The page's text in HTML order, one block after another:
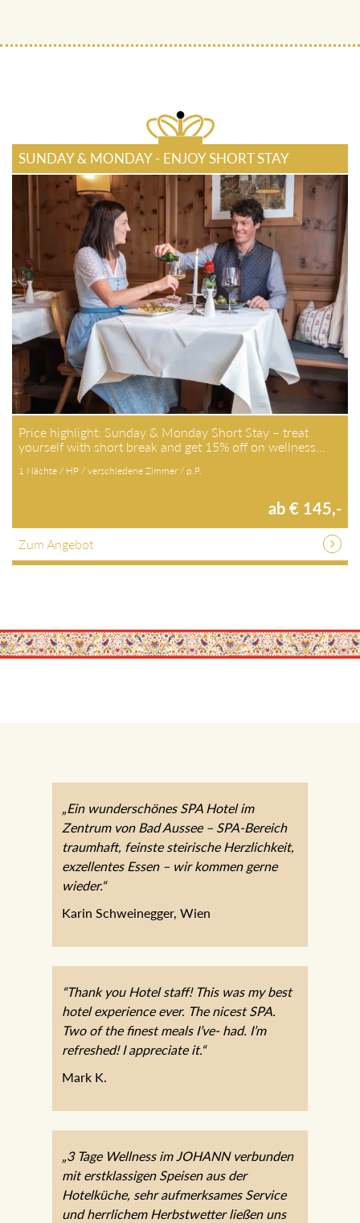
SUNDAY & MONDAY - ENJOY SHORT STAY
Price highlight: Sunday & Monday Short Stay – treat
yourself with short break and get 15% off on wellness…
1 Nächte / HP / verschiedene Zimmer / p.P.
ab € 145,-
Zum Angebot
„Ein wunderschönes SPA Hotel im
Zentrum von Bad Aussee – SPA-Bereich
traumhaft, feinste steirische Herzlichkeit,
exzellentes Essen – wir kommen gerne
wieder.“
Karin Schweinegger, Wien
“Thank you Hotel staff! This was my best
hotel experience ever. The nicest SPA.
Two of the finest meals I’ve- had. I’m
refreshed! I appreciate it.“
Mark K.
„3 Tage Wellness im JOHANN verbunden
mit erstklassigen Speisen aus der
Hotelküche, sehr aufmerksames Service
und herrlichem Herbstwetter ließen uns